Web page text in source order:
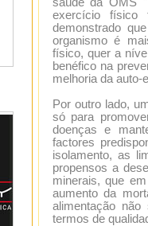
exercício físico
demonstrado
organismo é
físico, quer a
benéfico na
melhoria da auto-
Por outro lado,
só para
doenças e
factores
isolamento, as
propensos a
minerais, que
aumento da
alimentação
termos de